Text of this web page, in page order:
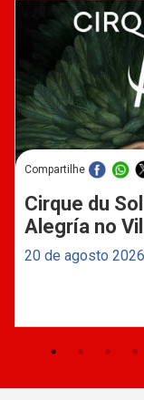
Compartilhe
Cirque du
Alegría no
20 de agosto 2026